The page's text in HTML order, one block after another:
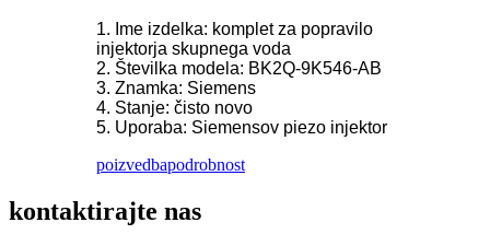
1. Ime izdelka: komplet za popravilo
injektorja skupnega voda
2. Številka modela: BK2Q-9K546-AB
3. Znamka: Siemens
4. Stanje: čisto novo
5. Uporaba: Siemensov piezo injektor
poizvedbapodrobnost
kontaktirajte nas